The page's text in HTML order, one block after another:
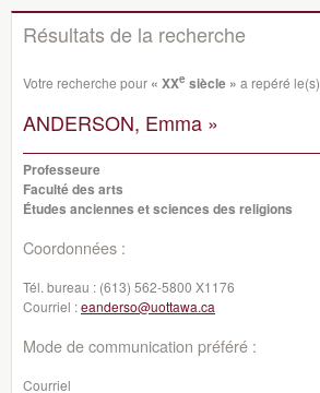
Résultats de la recherche
Votre recherche pour « XXe siècle » a repéré le(s)
ANDERSON, Emma »
Professeure
Faculté des arts
Études anciennes et sciences des religions
Coordonnées :
Tél. bureau : (613) 562-5800 X1176
Courriel :eanderso@uottawa.ca
Mode de communication préféré :
Courriel